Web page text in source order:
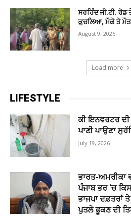
ਸਰਹਿੰਦ ਜੀ.ਟੀ. ਰੋਡ
ਕੁਚਲਿਆ, ਮੌਕੇ ਤੇ ਮੌਤ
August 9, 2026
Load more
LIFESTYLE
ਕੀ ਇਨਵਰਟਰ ਦੀ
ਪਾਣੀ ਪਾਉਣਾ
July 19, 2026
ਭਾਰਤ-ਅਮਰੀਕਾ
ਪੰਜਾਬ ਭਰ ‘ਚ
ਭਾਜਪਾ ਦਫ਼ਤਰਾਂ
ਪੁਤਲੇ ਫੂਕਣ ਦੀ